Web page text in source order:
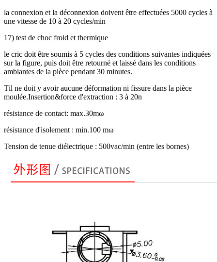
la connexion et la déconnexion doivent être effectuées 5000 cycles à
une vitesse de 10 à 20 cycles/min
17) test de choc froid et thermique
le cric doit être soumis à 5 cycles des conditions suivantes indiquées
sur la figure, puis doit être retourné et laissé dans les conditions
ambiantes de la pièce pendant 30 minutes.
Til ne doit y avoir aucune déformation ni fissure dans la pièce
moulée.Insertion&force d'extraction : 3 à 20n
résistance de contact: max.30mω
résistance d'isolement : min.100 mω
Tension de tenue diélectrique : 500vac/min (entre les bornes)